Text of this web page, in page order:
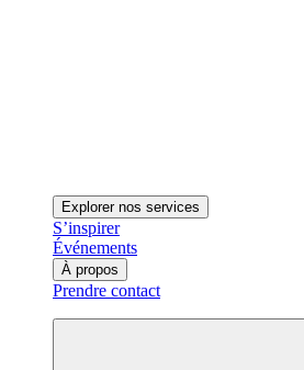
Explorer nos services
S’inspirer
Événements
À propos
Prendre contact